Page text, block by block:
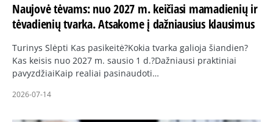
Naujovė tėvams: nuo 2027 m. keičiasi mamadienių ir
tėvadienių tvarka. Atsakome į dažniausius klausimus
Turinys Slėpti Kas pasikeitė?Kokia tvarka galioja šiandien?
Kas keisis nuo 2027 m. sausio 1 d.?Dažniausi praktiniai
pavyzdžiaiKaip realiai pasinaudoti…
2026-07-14